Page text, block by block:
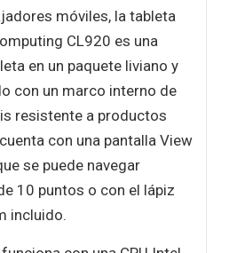
móviles, la tableta
CL920 es una
en un paquete liviano y
con un marco interno de
resistente a productos
con una pantalla View
se puede navegar
10 puntos o con el lápiz
incluido.